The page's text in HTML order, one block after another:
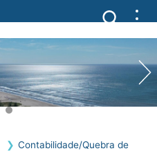
Contabilidade/Quebra de